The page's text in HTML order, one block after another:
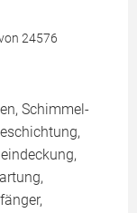
24576
Schimmel-